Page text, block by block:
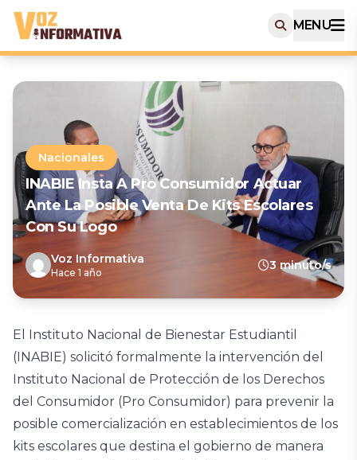
MENU
Nacionales
INABIE Insta A Pro Consumidor Actuar
Ante La Posible Venta De Kits Escolares
Con Su Logo
Voz Informativa
Hace 1 año
3 minuto/s
El Instituto Nacional de Bienestar Estudiantil
(INABIE) solicitó formalmente la intervención del
Instituto Nacional de Protección de los Derechos
del Consumidor (Pro Consumidor) para prevenir la
posible comercialización en establecimientos de los
kits escolares que destina el gobierno de manera